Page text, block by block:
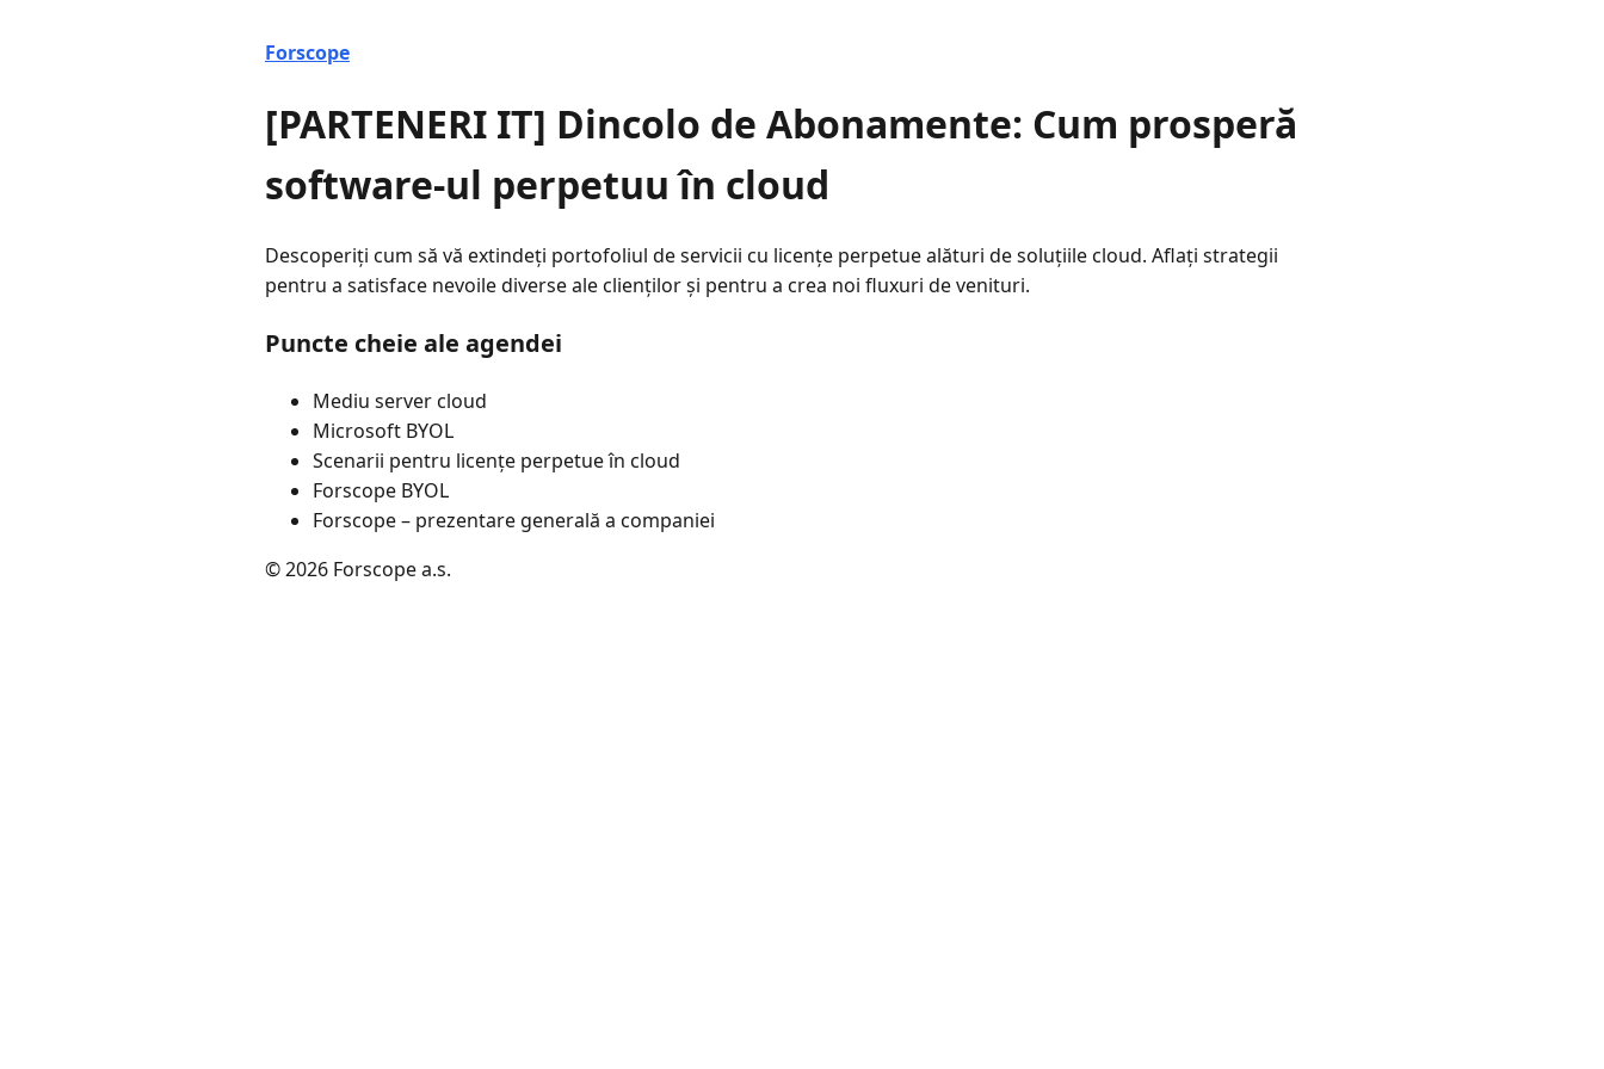
Forscope
[PARTENERI IT] Dincolo de Abonamente: Cum prosperă
software-ul perpetuu în cloud
Descoperiți cum să vă extindeți portofoliul de servicii cu licențe perpetue alături de soluțiile cloud. Aflați strategii
pentru a satisface nevoile diverse ale clienților și pentru a crea noi fluxuri de venituri.
Puncte cheie ale agendei
Mediu server cloud
Microsoft BYOL
Scenarii pentru licențe perpetue în cloud
Forscope BYOL
Forscope – prezentare generală a companiei
© 2026 Forscope a.s.